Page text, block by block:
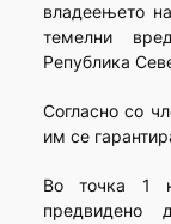
владеењето
темелни
Република
Согласно со
им се
Во точка 1
предвидено